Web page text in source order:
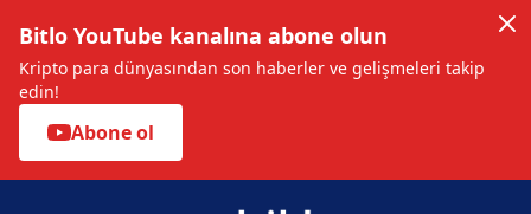
Bitlo YouTube kanalına abone olun
Kripto para dünyasından son haberler ve gelişmeleri takip
edin!
Abone ol